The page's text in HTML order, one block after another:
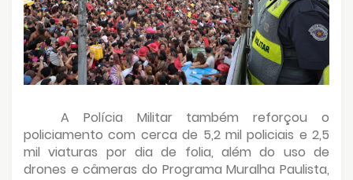
A Polícia Militar também reforçou o
policiamento com cerca de 5,2 mil policiais e 2,5
mil viaturas por dia de folia, além do uso de
drones e câmeras do Programa Muralha Paulista,